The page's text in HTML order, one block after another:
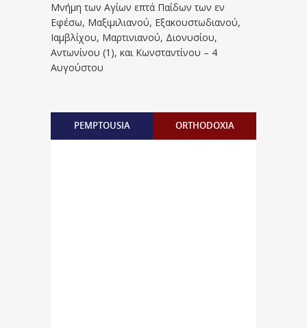
Μνήμη των Aγίων επτά Παίδων των εν
Eφέσω, Mαξιμιλιανού, Eξακουστωδιανού,
Iαμβλίχου, Mαρτινιανού, Διονυσίου,
Aντωνίνου (1), και Kωνσταντίνου – 4
Αυγούστου
PEMPTOUSIA ORTHODOXIA